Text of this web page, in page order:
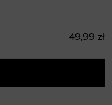
49,99 zł